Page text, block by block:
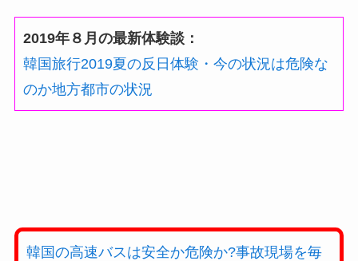
2019年８月の最新体験談：
韓国旅行2019夏の反日体験・今の状況は危険な
のか地方都市の状況
韓国の高速バスは安全か危険か?事故現場を毎